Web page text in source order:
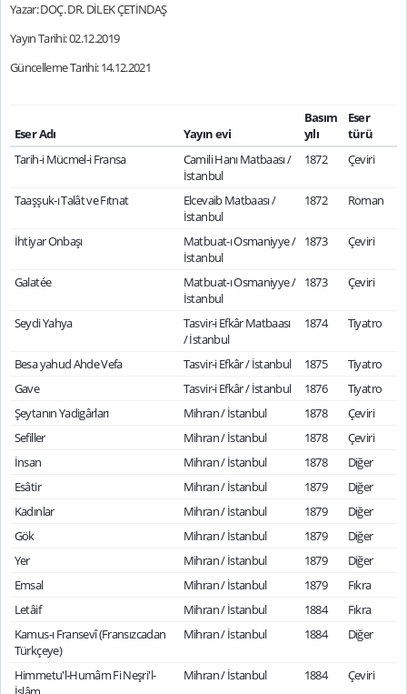
Yazar: DOÇ. DR. DİLEK ÇETİNDAŞ
Yayın Tarihi: 02.12.2019
Güncelleme Tarihi: 14.12.2021
Eser Adı Yayın evi
Basım
yılı
Eser
türü
Tarih-i Mücmel-i Fransa
Camili Hanı Matbaası /
İstanbul
1872 Çeviri
Taaşşuk-ı Talât ve Fıtnat
Elcevaib Matbaası /
İstanbul
1872 Roman
İhtiyar Onbaşı
Matbuat-ı Osmaniyye /
İstanbul
1873 Çeviri
Galatée
Matbuat-ı Osmaniyye /
İstanbul
1873 Çeviri
Seydi Yahya
Tasvir-i Efkâr Matbaası
/ İstanbul
1874 Tiyatro
Besa yahud Ahde Vefa Tasvir-i Efkâr / İstanbul 1875
Tiyatro
Gave
Tasvir-i Efkâr / İstanbul 1876
Tiyatro
Şeytanın Yadigârları
Mihran / İstanbul 1878
Çeviri
Sefiller
Mihran / İstanbul 1878
Çeviri
İnsan
Mihran / İstanbul 1878
Diğer
Esâtir
Mihran / İstanbul 1879
Diğer
Kadınlar
Mihran / İstanbul 1879
Diğer
Gök
Mihran / İstanbul 1879
Diğer
Yer
Mihran / İstanbul 1879
Diğer
Emsal
Mihran / İstanbul 1879
Fıkra
Letâif
Mihran / İstanbul 1884
Fıkra
Kamus-ı Fransevî (Fransızcadan
Türkçeye)
Mihran / İstanbul 1884 Diğer
Himmetu'l-Humâm Fi Neşri'l-
Mihran / İstanbul 1884 Çeviri